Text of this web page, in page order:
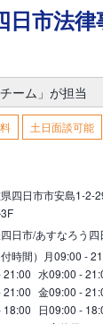
日市法律
ーム」が担当
土日面談可能
四日市市安島1-2-
日市/あすなろう四
付時間） 月09:00 -
21:00 水09:00 -
21:00 金09:00 -
18:00 日09:00 -